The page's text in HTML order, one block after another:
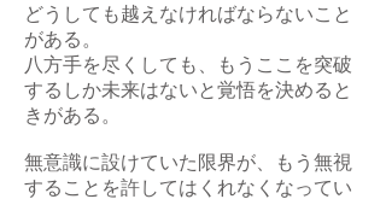
どうしても越えなければならないこと
がある。
八方手を尽くしても、もうここを突破
するしか未来はないと覚悟を決めると
きがある。
無意識に設けていた限界が、もう無視
することを許してはくれなくなってい